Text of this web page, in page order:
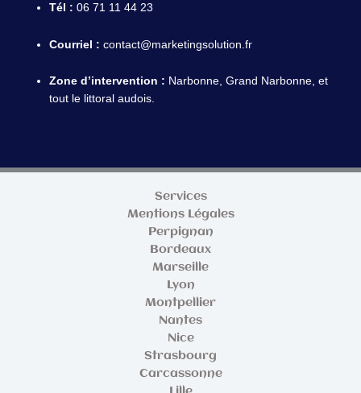
Tél : 06 71 11 44 23
Courriel : contact@marketingsolution.fr
Zone d’intervention : Narbonne, Grand Narbonne, et
tout le littoral audois.
Services
Mentions Légales
Perpignan
Bordeaux
Marseille
Lyon
Montpellier
Nantes
Nice
Strasbourg
Carcassonne